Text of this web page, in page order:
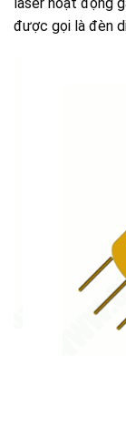
được gọi là đèn